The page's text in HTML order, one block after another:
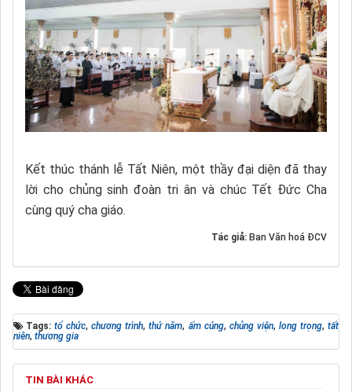
Kết thúc thánh lễ Tất Niên, một thầy đại diện đã thay
lời cho chủng sinh đoàn tri ân và chúc Tết Đức Cha
cùng quý cha giáo.
Tác giả: Ban Văn hoá ĐCV
Tags:tổ chức,chương trình,thứ năm, ấm cúng, chủng viện, long trọng,tất
niên, thương gia
TIN BÀI KHÁC